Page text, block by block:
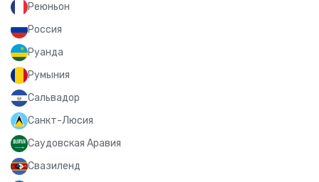
Реюньон
Россия
Руанда
Румыния
Сальвадор
Санкт-Люсия
Саудовская Аравия
Свазиленд